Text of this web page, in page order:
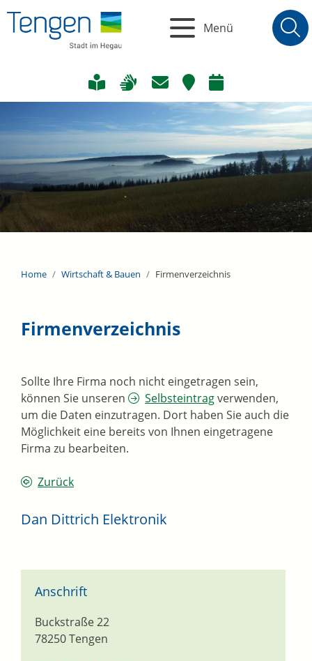
Menü
Home Wirtschaft & Bauen Firmenverzeichnis
Firmenverzeichnis
Sollte Ihre Firma noch nicht eingetragen sein,
können Sie unseren
Selbsteintragverwenden,
um die Daten einzutragen. Dort haben Sie auch die
Möglichkeit eine bereits von Ihnen eingetragene
Firma zu bearbeiten.
Zurück
Dan Dittrich Elektronik
Anschrift
Buckstraße 22
78250Tengen